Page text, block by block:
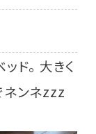
ド。 大きく
ネンネzzz